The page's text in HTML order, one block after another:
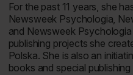
For the past 11 years, she
Newsweek Psychologia,
and Newsweek
publishing projects she
Polska. She is also an
books and special